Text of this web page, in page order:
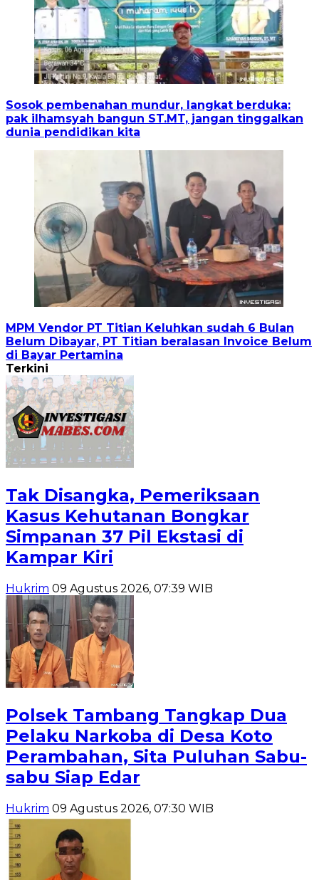
Sosok pembenahan mundur, langkat berduka:
pak ilhamsyah bangun ST.MT, jangan tinggalkan
dunia pendidikan kita
MPM Vendor PT Titian Keluhkan sudah 6 Bulan
Belum Dibayar, PT Titian beralasan Invoice Belum
di Bayar Pertamina
Terkini
Tak Disangka, Pemeriksaan
Kasus Kehutanan Bongkar
Simpanan 37 Pil Ekstasi di
Kampar Kiri
Hukrim 09 Agustus 2026, 07:39 WIB
Polsek Tambang Tangkap Dua
Pelaku Narkoba di Desa Koto
Perambahan, Sita Puluhan Sabu-
sabu Siap Edar
Hukrim 09 Agustus 2026, 07:30 WIB